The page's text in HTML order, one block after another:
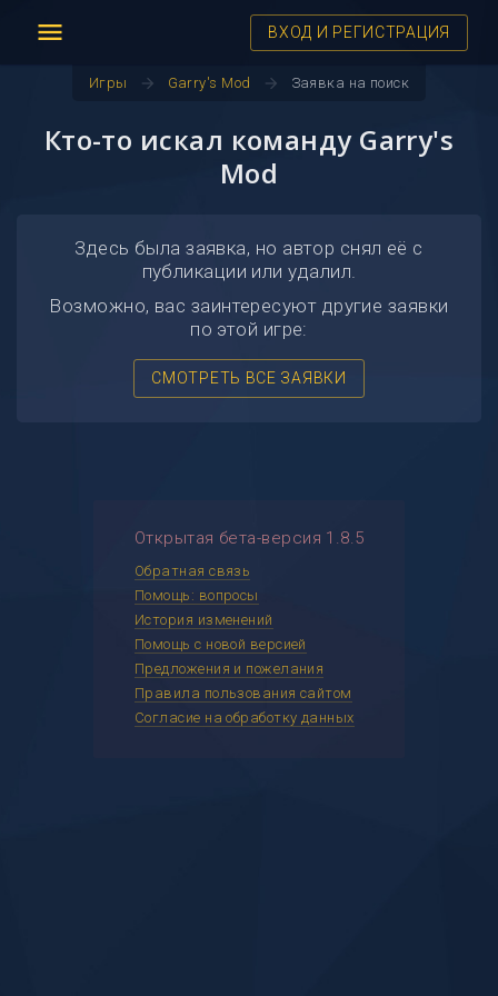
menu ВХОД И РЕГИСТРАЦИЯ
Игры arrow_forward Garry's Mod arrow_forward Заявка на поиск
Кто-то искал команду Garry's
Mod
Здесь была заявка, но автор снял её с
публикации или удалил.
Возможно, вас заинтересуют другие заявки
по этой игре:
СМОТРЕТЬ ВСЕ ЗАЯВКИ
Открытая бета-версия 1.8.5
Обратная связь
Помощь: вопросы
История изменений
Помощь с новой версией
Предложения и пожелания
Правила пользования сайтом
Согласие на обработку данных